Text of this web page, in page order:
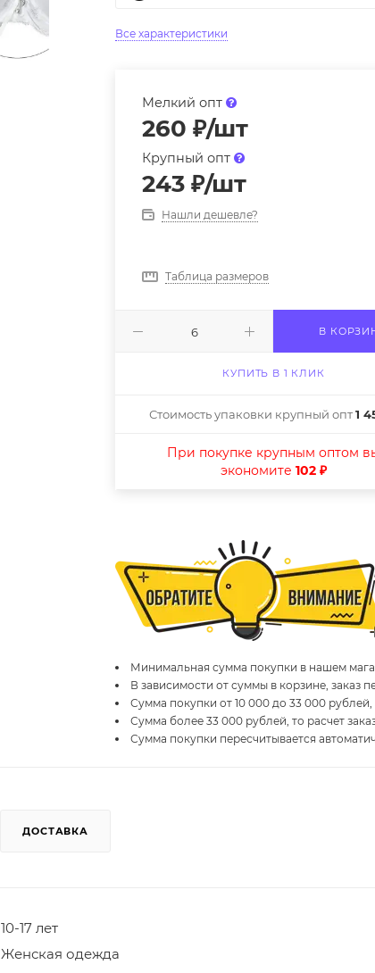
Все характеристики
Мелкий опт
260 ₽/шт
Крупный опт
243 ₽/шт
Нашли дешевле?
Таблица размеров
В
КУПИТЬ В 1 КЛИК
Стоимость упаковки крупный опт1
При покупке крупным оптом
экономите 102 ₽
Минимальная сумма покупки в нашем
В зависимости от суммы в корзине, заказ
Сумма покупки от 10 000 до 33 000 рублей,
Сумма более 33 000 рублей, то расчет
Сумма покупки пересчитывается
ДОСТАВКА
10-17 лет
Женская одежда